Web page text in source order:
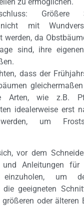
zu ermöglichen.
Größere
mit
werden, da
sind, ihre
dass der
Arten, wie z.B.
idealerweise erst
um
vor dem
und Anleitungen für
einzuholen, um
geeigneten
oder älteren